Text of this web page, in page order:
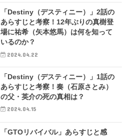
「Destiny（デスティニー）」2話の
あらすじと考察！12年ぶりの真樹登
場に祐希（矢本悠馬）は何を知って
いるのか？
2024.04.22
「Destiny（デスティニー）」1話の
あらすじと考察！奏（石原さとみ）
の父・英介の死の真相は？
2024.04.15
「GTOリバイバル」あらすじと感